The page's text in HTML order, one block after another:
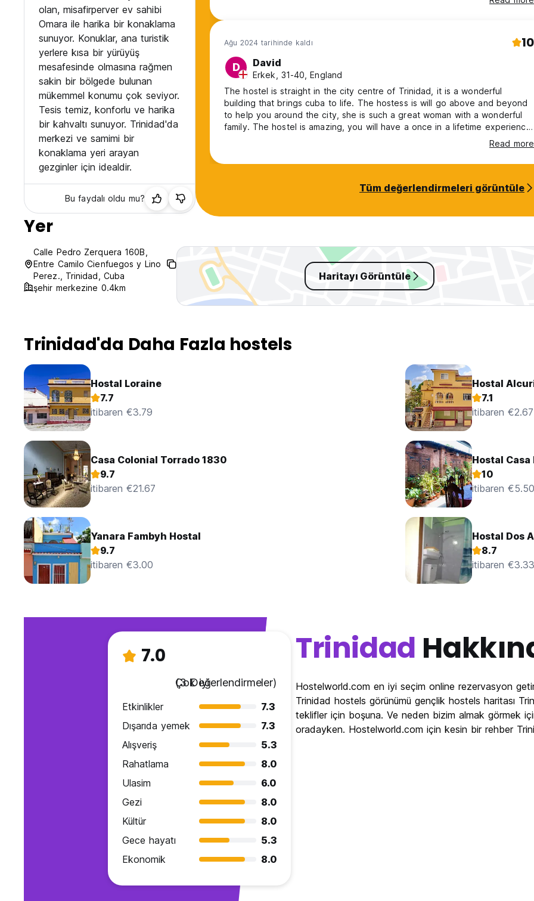
olan, misafirperver ev sahibi
Omara ile harika bir konaklama
sunuyor. Konuklar, ana turistik
yerlere kısa bir yürüyüş
mesafesinde olmasına rağmen
sakin bir bölgede bulunan
mükemmel konumu çok seviyor.
Tesis temiz, konforlu ve harika
bir kahvaltı sunuyor. Trinidad'da
merkezi ve samimi bir
konaklama yeri arayan
gezginler için idealdir.
Bu faydalı oldu mu?
Ağu 2024 tarihinde kaldı 10
D David
Erkek, 31-40, England
The hostel is straight in the city centre of Trinidad, it is a wonderful
building that brings cuba to life. The hostess is will go above and beyond
to help you around the city, she is such a great woman with a wonderful
family. The hostel is amazing, you will have a once in a lifetime experience.
The breakfast is wonderful for 5 dollars, it will fill you up for the day. If you
need any help around the city then she will tell you everything and more. I
would book this hostel again, its amazing
Read more
Tüm değerlendirmeleri görüntüle
Yer
Calle Pedro Zerquera 160B,
Entre Camilo Cienfuegos y Lino
Perez., Trinidad, Cuba
şehir merkezine 0.4km
Haritayı Görüntüle
Trinidad'da Daha Fazla hostels
Hostal Loraine
7.7
itibaren €3.79
Hostal
7.1
itibaren €2.67
Casa Colonial Torrado 1830
9.7
itibaren €21.67
Hostal Casa
10
itibaren €5.50
Yanara Fambyh Hostal
9.7
itibaren €3.00
Hostal Dos
8.7
itibaren €3.33
7.0
Çok iyi
(3 Değerlendirmeler)
Etkinlikler
7.3
Dışarıda yemek
7.3
Alışveriş
5.3
Rahatlama
8.0
Ulasim
6.0
Gezi
8.0
Kültür
8.0
Gece hayatı
5.3
Ekonomik
8.0
Trinidad
Hostelworld.com en iyi seçim online rezervasyon
Trinidad hostels görünümü gençlik hostels haritası
teklifler için boşuna. Ve neden bizim almak görmek
oradayken. Hostelworld.com için kesin bir rehber